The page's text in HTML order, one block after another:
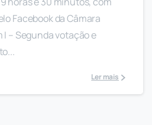
Facebook da Câmara
I – Segunda votação e
Ler mais